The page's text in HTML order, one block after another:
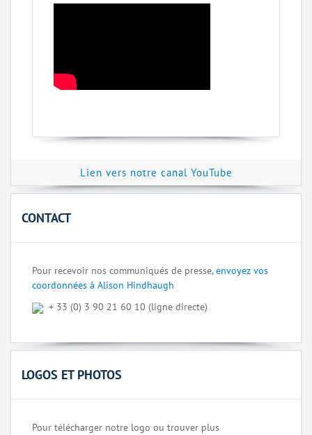
Lien vers notre canal YouTube
CONTACT
Pour recevoir nos communiqués de presse,envoyez vos
coordonnées à Alison Hindhaugh
+ 33 (0) 3 90 21 60 10 (ligne directe)
LOGOS ET PHOTOS
Pour télécharger notre logo ou trouver plus